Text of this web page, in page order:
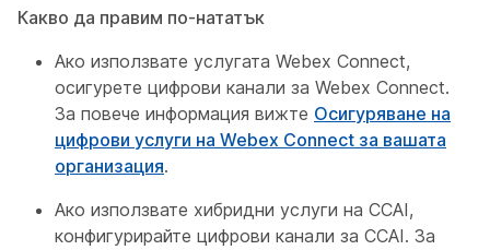
Какво да правим по-нататък
Ако използвате услугата Webex Connect,
осигурете цифрови канали за Webex Connect.
За повече информация вижте Осигуряване на
цифрови услуги на Webex Connect за вашата
организация.
Ако използвате хибридни услуги на CCAI,
конфигурирайте цифрови канали за CCAI. За